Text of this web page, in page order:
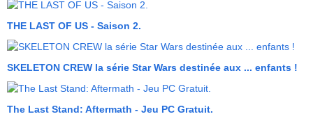
THE LAST OF US - Saison 2.
SKELETON CREW la série Star Wars destinée aux ... enfants !
The Last Stand: Aftermath - Jeu PC Gratuit.